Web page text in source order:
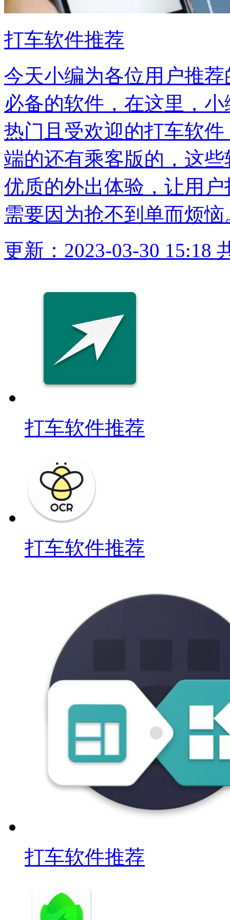
打车软件推荐
今天小编为各位用户推
必备的软件，在这里，
热门且受欢迎的打车软
端的还有乘客版的，这
优质的外出体验，让用
需要因为抢不到单而烦恼
更新：2023-03-30 15:18
打车软件推荐
打车软件推荐
打车软件推荐